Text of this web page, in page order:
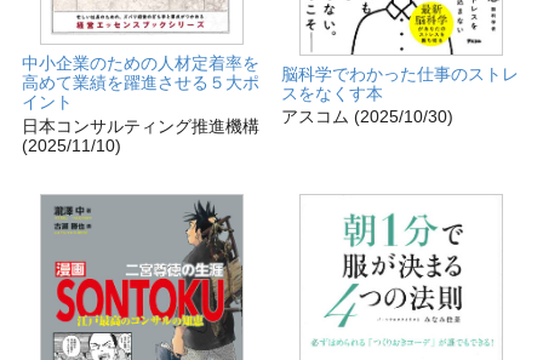
中小企業のための人材定着率を
高めて業績を躍進させる５大ポ
イント
日本コンサルティング推進機構
(2025/11/10)
脳科学でわかった仕事のストレ
スをなくす本
アスコム (2025/10/30)